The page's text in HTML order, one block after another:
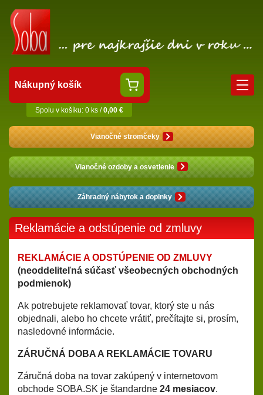
Nákupný košík
Spolu v košíku: 0 ks /0,00 €
Vianočné stromčeky
Vianočné ozdoby a osvetlenie
Záhradný nábytok a doplnky
Reklamácie a odstúpenie od zmluvy
REKLAMÁCIE A ODSTÚPENIE OD ZMLUVY
(neoddeliteľná súčasť všeobecných obchodných
podmienok)
Ak potrebujete reklamovať tovar, ktorý ste u nás
objednali, alebo ho chcete vrátiť, prečítajte si, prosím,
nasledovné informácie.
ZÁRUČNÁ DOBA A REKLAMÁCIE TOVARU
Záručná doba na tovar zakúpený v internetovom
obchode SOBA.SK je štandardne 24 mesiacov.